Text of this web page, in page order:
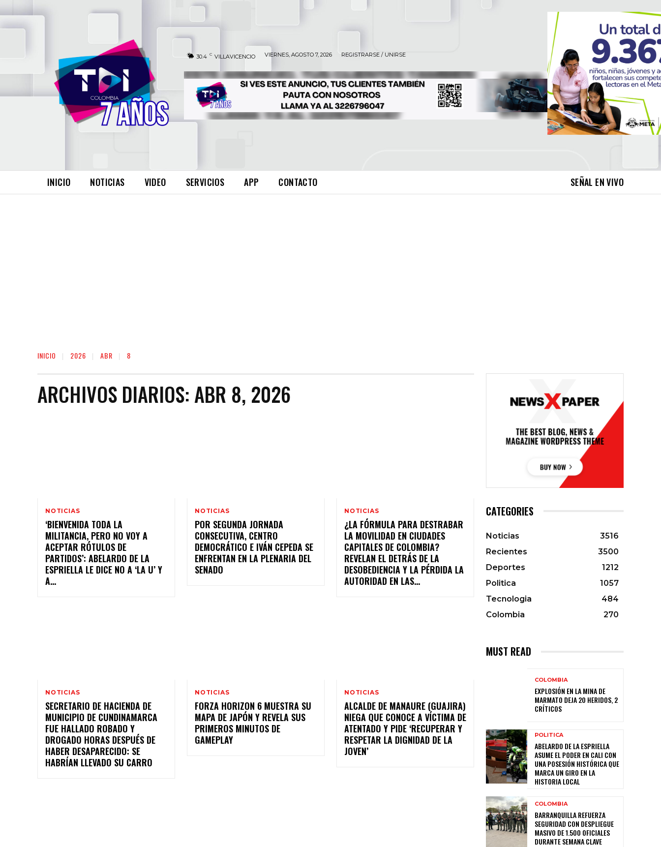
30.4 C VILLAVICENCIO VIERNES, AGOSTO 7, 2026 REGISTRARSE / UNIRSE
INICIO NOTICIAS VIDEO SERVICIOS APP CONTACTO SEÑAL EN VIVO
INICIO 2026 ABR 8
ARCHIVOS DIARIOS: ABR 8, 2026
NOTICIAS
‘BIENVENIDA TODA LA
MILITANCIA, PERO NO VOY A
ACEPTAR RÓTULOS DE
PARTIDOS’: ABELARDO DE LA
ESPRIELLA LE DICE NO A ‘LA U’ Y
A...
NOTICIAS
POR SEGUNDA JORNADA
CONSECUTIVA, CENTRO
DEMOCRÁTICO E IVÁN CEPEDA SE
ENFRENTAN EN LA PLENARIA DEL
SENADO
NOTICIAS
¿LA FÓRMULA PARA DESTRABAR
LA MOVILIDAD EN CIUDADES
CAPITALES DE COLOMBIA?
REVELAN EL DETRÁS DE LA
DESOBEDIENCIA Y LA PÉRDIDA LA
AUTORIDAD EN LAS...
NOTICIAS
SECRETARIO DE HACIENDA DE
MUNICIPIO DE CUNDINAMARCA
FUE HALLADO ROBADO Y
DROGADO HORAS DESPUÉS DE
HABER DESAPARECIDO: SE
HABRÍAN LLEVADO SU CARRO
NOTICIAS
FORZA HORIZON 6 MUESTRA SU
MAPA DE JAPÓN Y REVELA SUS
PRIMEROS MINUTOS DE
GAMEPLAY
NOTICIAS
ALCALDE DE MANAURE (GUAJIRA)
NIEGA QUE CONOCE A VÍCTIMA DE
ATENTADO Y PIDE ‘RECUPERAR Y
RESPETAR LA DIGNIDAD DE LA
JOVEN’
CATEGORIES
Noticias
3516
Recientes
3500
Deportes
1212
Politica
1057
Tecnologia
484
Colombia
270
MUST READ
COLOMBIA
EXPLOSIÓN EN LA MINA DE
MARMATO DEJA 20 HERIDOS, 2
CRÍTICOS
POLITICA
ABELARDO DE LA ESPRIELLA
ASUME EL PODER EN CALI CON
UNA POSESIÓN HISTÓRICA QUE
MARCA UN GIRO EN LA
HISTORIA LOCAL
COLOMBIA
BARRANQUILLA REFUERZA
SEGURIDAD CON DESPLIEGUE
MASIVO DE 1.500 OFICIALES
DURANTE SEMANA CLAVE